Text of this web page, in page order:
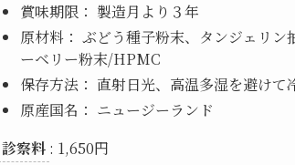
賞味期限： 製造月より３年
原材料： ぶどう種子粉末、タンジェリ
ーベリー粉末/HPMC
保存方法： 直射日光、高温多湿を避けて
原産国名： ニュージーランド
診察料 : 1,650円